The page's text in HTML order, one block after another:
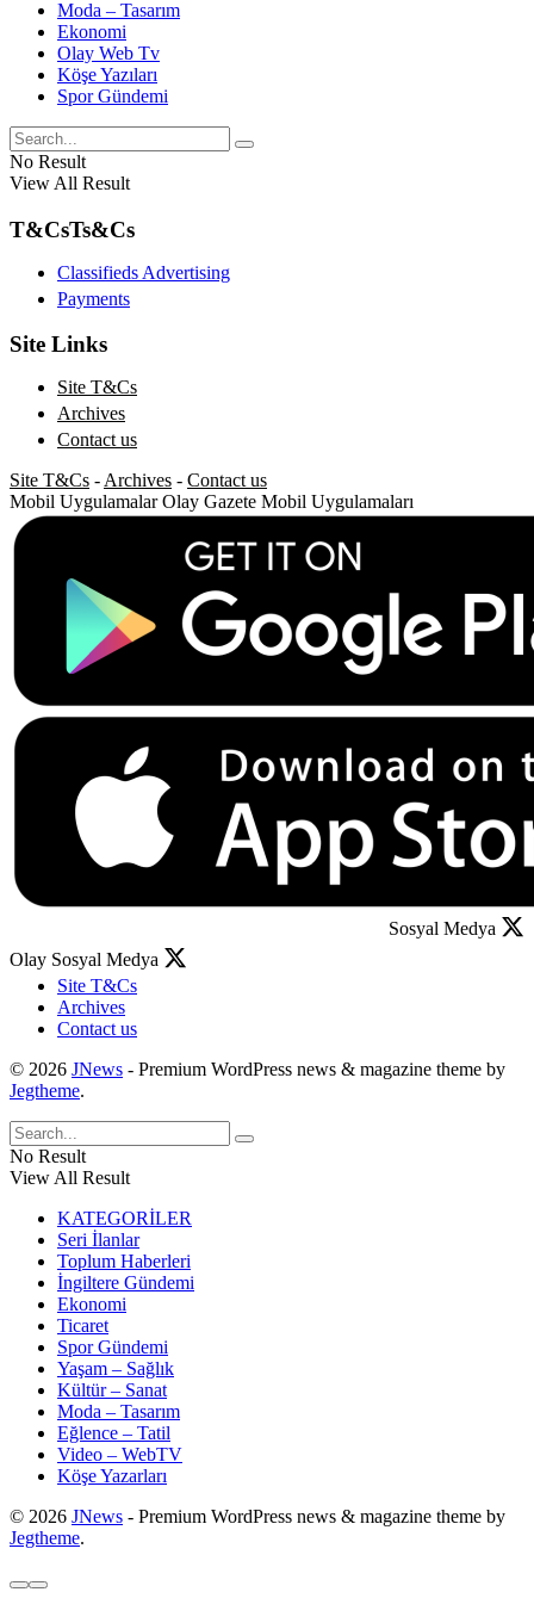
Moda – Tasarım
Ekonomi
Olay Web Tv
Köşe Yazıları
Spor Gündemi
No Result
View All Result
T&CsTs&Cs
Classifieds Advertising
Payments
Site Links
Site T&Cs
Archives
Contact us
Site T&Cs -Archives - Contact us
Mobil Uygulamalar Olay Gazete Mobil Uygulamaları
Sosyal Medya
Olay Sosyal Medya
Site T&Cs
Archives
Contact us
© 2026 JNews - Premium WordPress news & magazine theme by
Jegtheme.
No Result
View All Result
KATEGORİLER
Seri İlanlar
Toplum Haberleri
İngiltere Gündemi
Ekonomi
Ticaret
Spor Gündemi
Yaşam – Sağlık
Kültür – Sanat
Moda – Tasarım
Eğlence – Tatil
Video – WebTV
Köşe Yazarları
© 2026 JNews - Premium WordPress news & magazine theme by
Jegtheme.